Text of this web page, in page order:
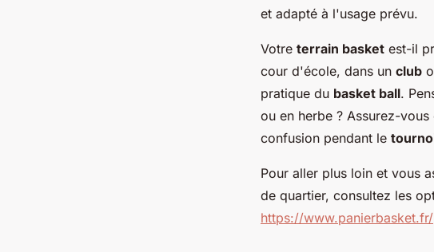
et adapté à l'usage prévu.
Votre terrain basket est-il
cour d'école, dans un club
pratique du basket ball.
ou en herbe ? Assurez-
confusion pendant le
Pour aller plus loin et vous
de quartier, consultez les
https://